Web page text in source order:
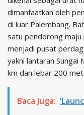
dimanfaatkan oleh
di luar Palembang.
satu pendorong maju
menjadi pusat
yakni lantaran Sungai
km dan lebar 200
Baca Juga: